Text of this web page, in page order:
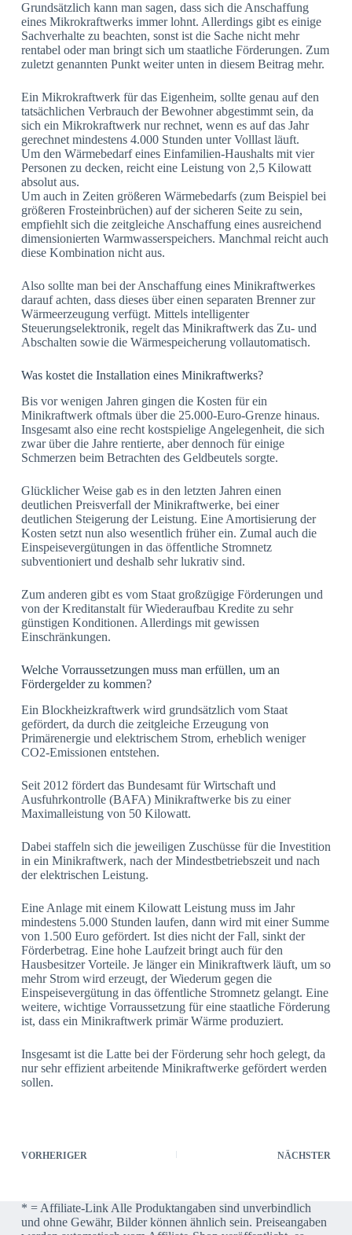
Grundsätzlich kann man sagen, dass sich die Anschaffung
eines Mikrokraftwerks immer lohnt. Allerdings gibt es einige
Sachverhalte zu beachten, sonst ist die Sache nicht mehr
rentabel oder man bringt sich um staatliche Förderungen. Zum
zuletzt genannten Punkt weiter unten in diesem Beitrag mehr.
Ein Mikrokraftwerk für das Eigenheim, sollte genau auf den
tatsächlichen Verbrauch der Bewohner abgestimmt sein, da
sich ein Mikrokraftwerk nur rechnet, wenn es auf das Jahr
gerechnet mindestens 4.000 Stunden unter Volllast läuft.
Um den Wärmebedarf eines Einfamilien-Haushalts mit vier
Personen zu decken, reicht eine Leistung von 2,5 Kilowatt
absolut aus.
Um auch in Zeiten größeren Wärmebedarfs (zum Beispiel bei
größeren Frosteinbrüchen) auf der sicheren Seite zu sein,
empfiehlt sich die zeitgleiche Anschaffung eines ausreichend
dimensionierten Warmwasserspeichers. Manchmal reicht auch
diese Kombination nicht aus.
Also sollte man bei der Anschaffung eines Minikraftwerkes
darauf achten, dass dieses über einen separaten Brenner zur
Wärmeerzeugung verfügt. Mittels intelligenter
Steuerungselektronik, regelt das Minikraftwerk das Zu- und
Abschalten sowie die Wärmespeicherung vollautomatisch.
Was kostet die Installation eines Minikraftwerks?
Bis vor wenigen Jahren gingen die Kosten für ein
Minikraftwerk oftmals über die 25.000-Euro-Grenze hinaus.
Insgesamt also eine recht kostspielige Angelegenheit, die sich
zwar über die Jahre rentierte, aber dennoch für einige
Schmerzen beim Betrachten des Geldbeutels sorgte.
Glücklicher Weise gab es in den letzten Jahren einen
deutlichen Preisverfall der Minikraftwerke, bei einer
deutlichen Steigerung der Leistung. Eine Amortisierung der
Kosten setzt nun also wesentlich früher ein. Zumal auch die
Einspeisevergütungen in das öffentliche Stromnetz
subventioniert und deshalb sehr lukrativ sind.
Zum anderen gibt es vom Staat großzügige Förderungen und
von der Kreditanstalt für Wiederaufbau Kredite zu sehr
günstigen Konditionen. Allerdings mit gewissen
Einschränkungen.
Welche Vorraussetzungen muss man erfüllen, um an
Fördergelder zu kommen?
Ein Blockheizkraftwerk wird grundsätzlich vom Staat
gefördert, da durch die zeitgleiche Erzeugung von
Primärenergie und elektrischem Strom, erheblich weniger
CO2-Emissionen entstehen.
Seit 2012 fördert das Bundesamt für Wirtschaft und
Ausfuhrkontrolle (BAFA) Minikraftwerke bis zu einer
Maximalleistung von 50 Kilowatt.
Dabei staffeln sich die jeweiligen Zuschüsse für die Investition
in ein Minikraftwerk, nach der Mindestbetriebszeit und nach
der elektrischen Leistung.
Eine Anlage mit einem Kilowatt Leistung muss im Jahr
mindestens 5.000 Stunden laufen, dann wird mit einer Summe
von 1.500 Euro gefördert. Ist dies nicht der Fall, sinkt der
Förderbetrag. Eine hohe Laufzeit bringt auch für den
Hausbesitzer Vorteile. Je länger ein Minikraftwerk läuft, um so
mehr Strom wird erzeugt, der Wiederum gegen die
Einspeisevergütung in das öffentliche Stromnetz gelangt. Eine
weitere, wichtige Vorraussetzung für eine staatliche Förderung
ist, dass ein Minikraftwerk primär Wärme produziert.
Insgesamt ist die Latte bei der Förderung sehr hoch gelegt, da
nur sehr effizient arbeitende Minikraftwerke gefördert werden
sollen.
VORHERIGER NÄCHSTER
* = Affiliate-Link Alle Produktangaben sind unverbindlich
und ohne Gewähr, Bilder können ähnlich sein. Preiseangaben